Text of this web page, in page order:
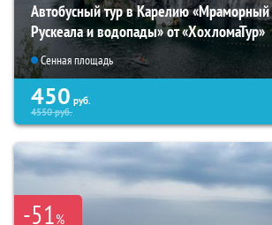
Автобусный тур в Карелию «Мраморный
Рускеала и водопады» от «ХохломаТур»
Сенная площадь
450 руб.
4550руб.
-51%